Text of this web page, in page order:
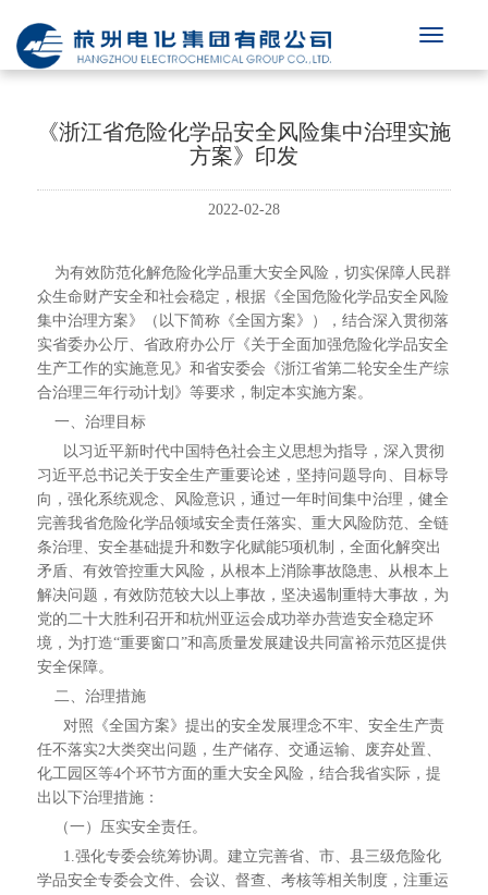
《浙江省危险化学品安全风险集中治理实施
方案》印发
2022-02-28
为有效防范化解危险化学品重大安全风险，切实保障人民群
众生命财产安全和社会稳定，根据《全国危险化学品安全风险
集中治理方案》（以下简称《全国方案》），结合深入贯彻落
实省委办公厅、省政府办公厅《关于全面加强危险化学品安全
生产工作的实施意见》和省安委会《浙江省第二轮安全生产综
合治理三年行动计划》等要求，制定本实施方案。
一、治理目标
以习近平新时代中国特色社会主义思想为指导，深入贯彻
习近平总书记关于安全生产重要论述，坚持问题导向、目标导
向，强化系统观念、风险意识，通过一年时间集中治理，健全
完善我省危险化学品领域安全责任落实、重大风险防范、全链
条治理、安全基础提升和数字化赋能5项机制，全面化解突出
矛盾、有效管控重大风险，从根本上消除事故隐患、从根本上
解决问题，有效防范较大以上事故，坚决遏制重特大事故，为
党的二十大胜利召开和杭州亚运会成功举办营造安全稳定环
境，为打造“重要窗口”和高质量发展建设共同富裕示范区提供
安全保障。
二、治理措施
对照《全国方案》提出的安全发展理念不牢、安全生产责
任不落实2大类突出问题，生产储存、交通运输、废弃处置、
化工园区等4个环节方面的重大安全风险，结合我省实际，提
出以下治理措施：
（一）压实安全责任。
1.强化专委会统筹协调。建立完善省、市、县三级危险化
学品安全专委会文件、会议、督查、考核等相关制度，注重运